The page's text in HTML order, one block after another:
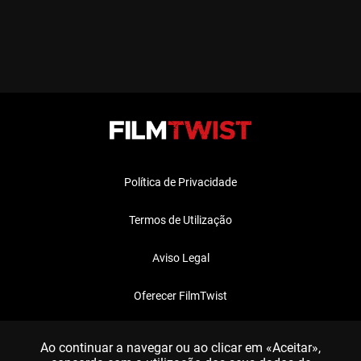
Política de Privacidade
Termos de Utilização
Aviso Legal
Oferecer FilmTwist
Ao continuar a navegar ou ao clicar em «Aceitar»,